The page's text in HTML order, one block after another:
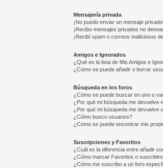
Mensajería privada
¡No puedo enviar un mensaje privado!
¡Recibo mensajes privados no
¡Recibí spam o correos maliciosos
Amigos e Ignorados
¿Qué es la lista de Mis Amigos e
¿Cómo se puede añadir o borrar
Búsqueda en los foros
¿Cómo se puede buscar en uno o
¿Por qué mi búsqueda me devuelve
¿Por qué mi búsqueda me devuelve
¿Cómo busco usuarios?
¿Como se puede encontrar mis
Suscripciones y Favoritos
¿Cuál es la diferencia entre añadir
¿Cómo marcar Favoritos o
¿Cómo me suscribo a un foro